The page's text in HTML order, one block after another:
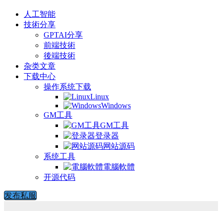
人工智能
技術分享
GPTAI分享
前端技術
後端技術
杂类文章
下载中心
操作系统下载
Linux
Windows
GM工具
GM工具
登录器
网站源码
系统工具
電腦軟體
开源代码
发布私服